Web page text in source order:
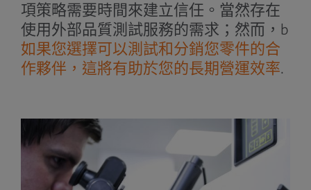
項策略需要時間來建立信任。當然存在
使用外部品質測試服務的需求；然而，b
如果您選擇可以測試和分銷您零件的合
作夥伴，這將有助於您的長期營運效率.